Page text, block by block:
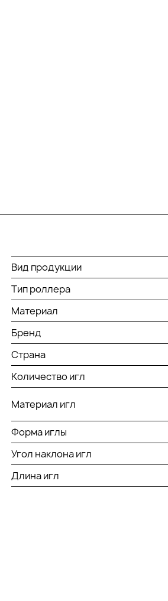
Вид продукции
Тип роллера
Материал
Бренд
Страна
Количество игл
Материал игл
Форма иглы
Угол наклона игл
Длина игл